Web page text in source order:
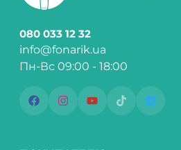
080 033 12 32
info@fonarik.ua
Пн-Вс 09:00 - 18:00